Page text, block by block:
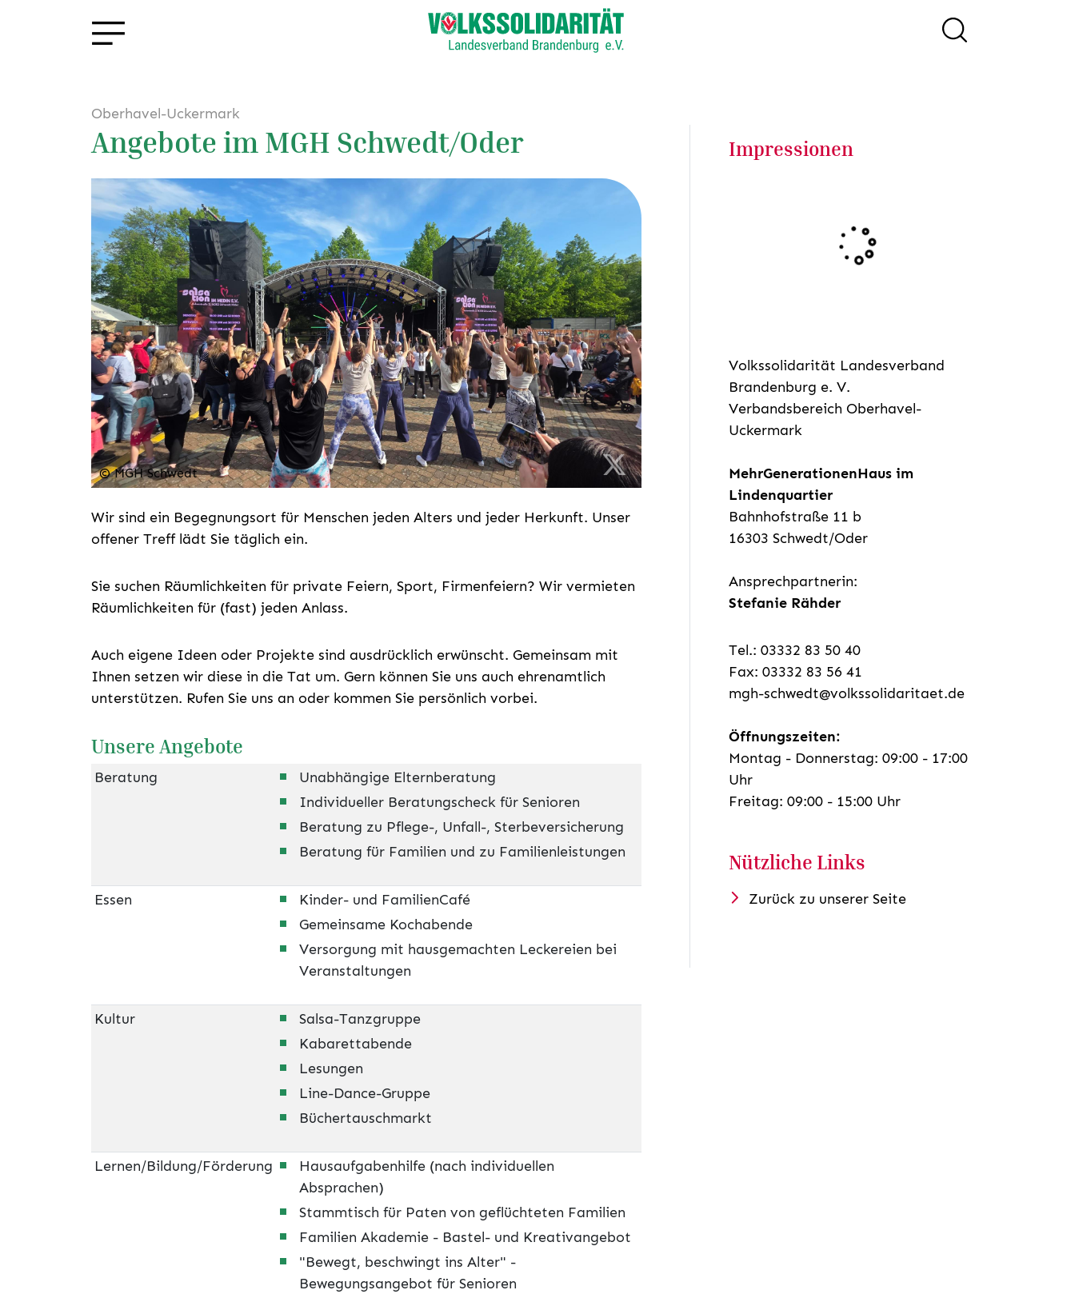
Oberhavel-Uckermark
Angebote im MGH Schwedt/Oder
© MGH Schwedt
Wir sind ein Begegnungsort für Menschen jeden Alters und jeder Herkunft. Unser
offener Treff lädt Sie täglich ein.
Sie suchen Räumlichkeiten für private Feiern, Sport, Firmenfeiern? Wir vermieten
Räumlichkeiten für (fast) jeden Anlass.
Auch eigene Ideen oder Projekte sind ausdrücklich erwünscht. Gemeinsam mit
Ihnen setzen wir diese in die Tat um. Gern können Sie uns auch ehrenamtlich
unterstützen. Rufen Sie uns an oder kommen Sie persönlich vorbei.
Unsere Angebote
Beratung
Unabhängige Elternberatung
Individueller Beratungscheck für Senioren
Beratung zu Pflege-, Unfall-, Sterbeversicherung
Beratung für Familien und zu Familienleistungen
Essen
Kinder- und FamilienCafé
Gemeinsame Kochabende
Versorgung mit hausgemachten Leckereien bei
Veranstaltungen
Kultur
Salsa-Tanzgruppe
Kabarettabende
Lesungen
Line-Dance-Gruppe
Büchertauschmarkt
Lernen/Bildung/Förderung
Hausaufgabenhilfe (nach individuellen
Absprachen)
Stammtisch für Paten von geflüchteten Familien
Familien Akademie - Bastel- und Kreativangebot
"Bewegt, beschwingt ins Alter" -
Bewegungsangebot für Senioren
Impressionen
Volkssolidarität Landesverband
Brandenburg e. V.
Verbandsbereich Oberhavel-
Uckermark
MehrGenerationenHaus im
Lindenquartier
Bahnhofstraße 11 b
16303 Schwedt/Oder
Ansprechpartnerin:
Stefanie Rähder
Tel.: 03332 83 50 40
Fax: 03332 83 56 41
mgh-schwedt@volkssolidaritaet.de
Öffnungszeiten:
Montag - Donnerstag: 09:00 - 17:00
Uhr
Freitag: 09:00 - 15:00 Uhr
Nützliche Links
Zurück zu unserer Seite